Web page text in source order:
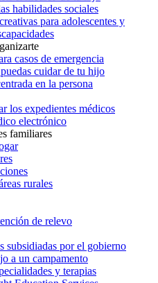
habilidades sociales
para adolescentes y
casos de emergencia
cuidar de tu hijo
en la persona
los expedientes médicos
electrónico
familiares
rurales
de relevo
subsidiadas por el gobierno
a un campamento
y terapias